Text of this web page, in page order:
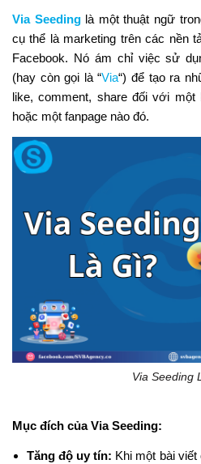
Via Seedinglà một thuật ngữ
cụ thể là marketing trên các nền
Facebook. Nó ám chỉ việc sử
(hay còn gọi là “Via“) để tạo ra
like, comment, share đối với
hoặc một fanpage nào đó.
Via Seeding
Mục đích của Via Seeding:
Tăng độ uy tín: Khi một bài